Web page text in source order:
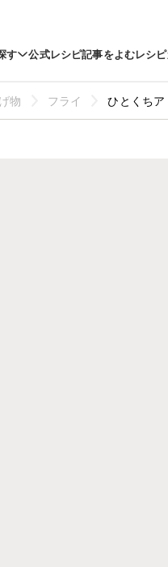
す 公式レシピ記事をよむレシ
物 フライ ひとくち